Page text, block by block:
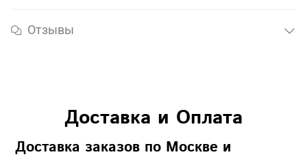
Отзывы
Доставка и Оплата
Доставка заказов по Москве и